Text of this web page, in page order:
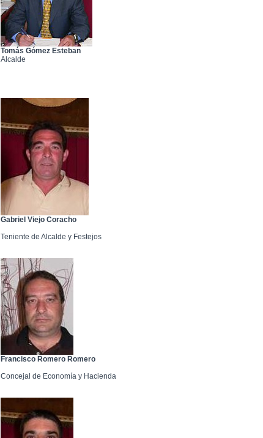
Tomás Gómez Esteban
Alcalde
Gabriel Viejo Coracho
Teniente de Alcalde y Festejos
Francisco Romero Romero
Concejal de Economía y Hacienda